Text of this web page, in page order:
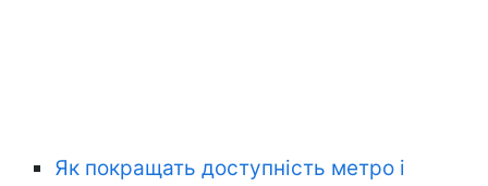
Як покращать доступність метро і